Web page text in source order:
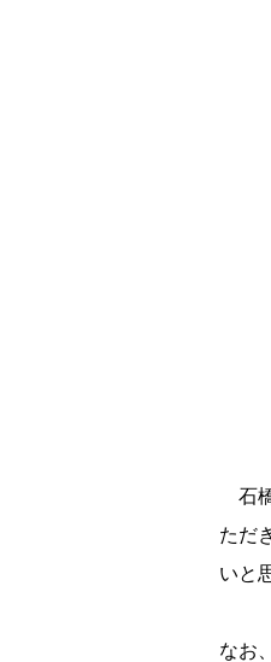
石
ただ
いと
なお